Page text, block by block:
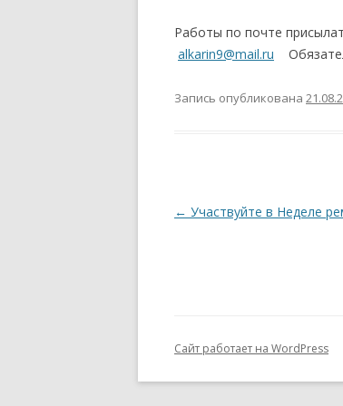
ЧЛЕНОВ ТСПХ В
ЭКСПОЗИЦИОННОМ ПРОЕКТЕ
ЧЛЕНОВ ТСПХ«ЭЛИЗИУМ» —
СПИСОК НАГРАЖДЕННЫХ
Работы по почте
alkarin9@mail.ru
Запись опубликована
Навигация
← Участвуйте в Неделе
Сайт работает на WordPress